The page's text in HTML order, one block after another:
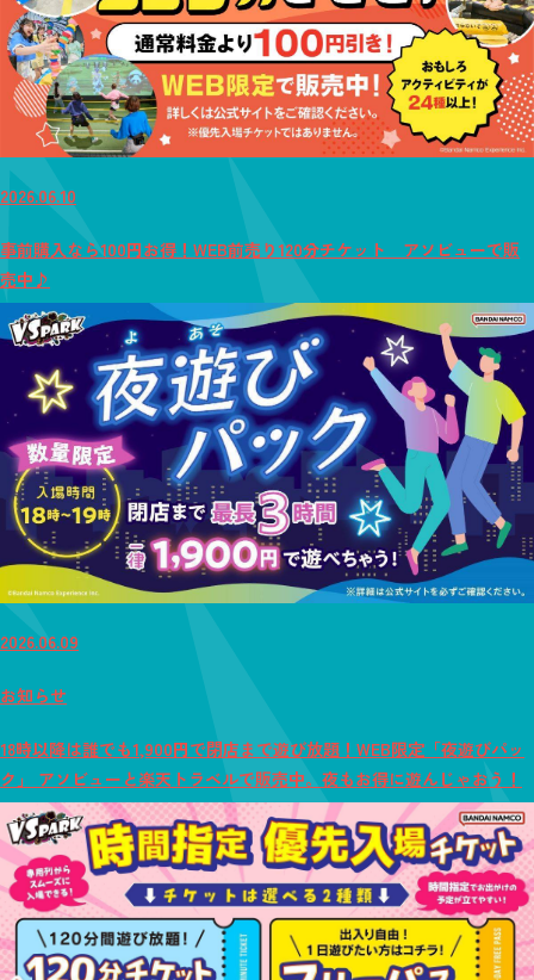
2026.06.10
事前購入なら100円お得！WEB前売り120分チケット アソビューで販
売中♪
2026.06.09
お知らせ
18時以降は誰でも1,900円で閉店まで遊び放題！WEB限定「夜遊びパッ
ク」 アソビューと楽天トラベルで販売中。夜もお得に遊んじゃおう！